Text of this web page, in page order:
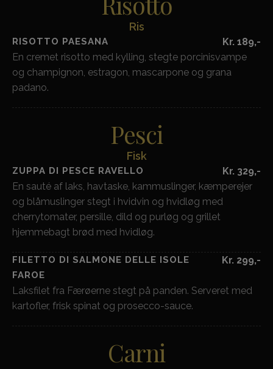
Ris
RISOTTO PAESANA
Kr. 189,-
En cremet risotto med kylling, stegte porcinisvampe
og champignon, estragon, mascarpone og grana
padano.
Pesci
Fisk
ZUPPA DI PESCE RAVELLO
Kr. 329,-
En sauté af laks, havtaske, kammuslinger, kæmperejer
og blåmuslinger stegt i hvidvin og hvidløg med
cherrytomater, persille, dild og purløg og grillet
hjemmebagt brød med hvidløg.
FILETTO DI SALMONE DELLE ISOLE
FAROE
Kr. 299,-
Laksfilet fra Færøerne stegt på panden. Serveret med
kartofler, frisk spinat og prosecco-sauce.
Carni